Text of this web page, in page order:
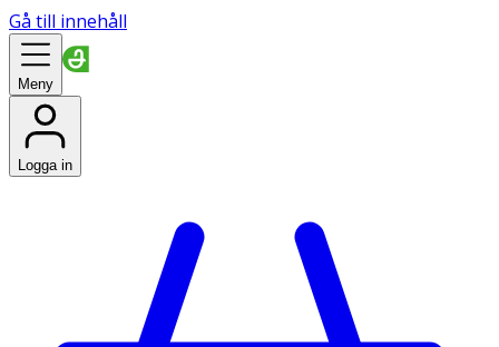
Gå till innehåll
Meny
Logga in